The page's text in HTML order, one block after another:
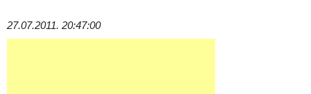
27.07.2011. 20:47:00